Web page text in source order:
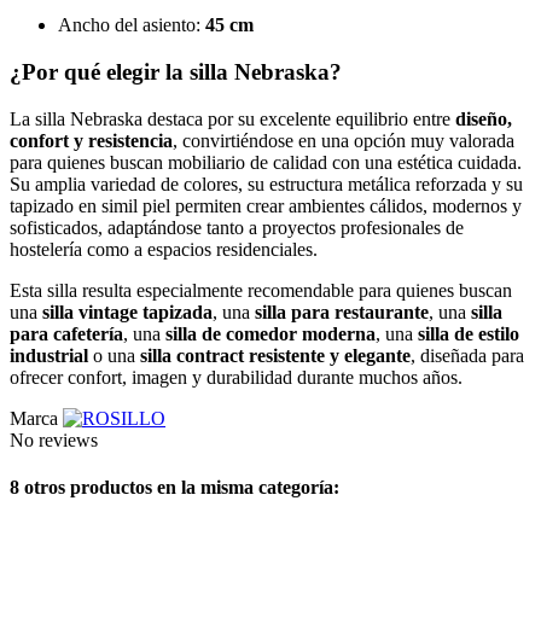
Ancho del asiento: 45 cm
¿Por qué elegir la silla Nebraska?
La silla Nebraska destaca por su excelente equilibrio entre diseño,
confort y resistencia, convirtiéndose en una opción muy valorada
para quienes buscan mobiliario de calidad con una estética cuidada.
Su amplia variedad de colores, su estructura metálica reforzada y su
tapizado en simil piel permiten crear ambientes cálidos, modernos y
sofisticados, adaptándose tanto a proyectos profesionales de
hostelería como a espacios residenciales.
Esta silla resulta especialmente recomendable para quienes buscan
una silla vintage tapizada, una silla para restaurante, una silla
para cafetería, una silla de comedor moderna, una silla de estilo
industrial o una silla contract resistente y elegante, diseñada para
ofrecer confort, imagen y durabilidad durante muchos años.
Marca
No reviews
8 otros productos en la misma categoría: